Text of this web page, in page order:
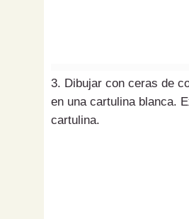
3. Dibujar con ceras de
en una cartulina blanca.
cartulina.